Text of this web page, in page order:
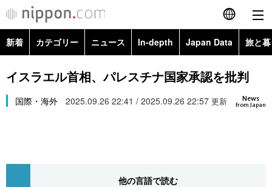
English
简体字
繁體字
新着 カテゴリー ニュース In-depth Japan Data 旅と
政治・外交
経済・ビジネス
社会
Topics
Images
イスラエル首相、パレスチナ国家承認を批判
News
from Japan
国際・海外 2025.09.26 22:41 / 2025.09.26 22:57 更新
他の言語で読む